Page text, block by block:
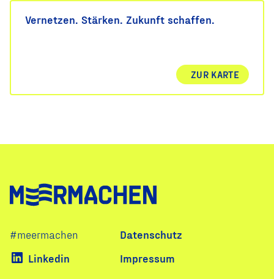
Vernetzen. Stärken. Zukunft schaffen.
ZUR KARTE
#meermachen
Linkedin
Navigation
Datenschutz
Impressum